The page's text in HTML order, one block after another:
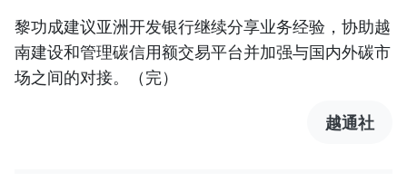
黎功成建议亚洲开发银行继续分享业务经验，协助越
南建设和管理碳信用额交易平台并加强与国内外碳市
场之间的对接。（完）
越通社